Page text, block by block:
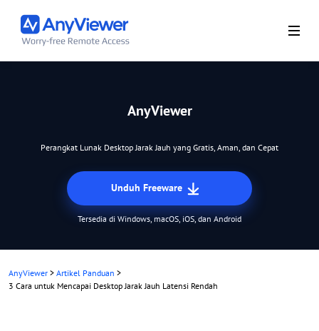
AnyViewer
Perangkat Lunak Desktop Jarak Jauh yang Gratis, Aman, dan Cepat
Unduh Freeware
Tersedia di Windows, macOS, iOS, dan Android
AnyViewer > Artikel Panduan >
3 Cara untuk Mencapai Desktop Jarak Jauh Latensi Rendah